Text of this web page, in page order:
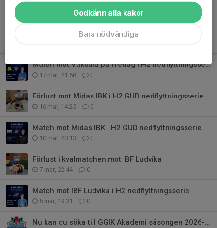
23 mar, 09:23 0
Match mot Vaksala på fredag i H2 nedflyttningsserie
17 mar, 21:58 0
Förlust mot Midas IBK i H2 GUD nedflyttningsserie
16 mar, 14:25 0
Match mot Midas IBK i H2 GUD nedflyttningsserie
10 mar, 20:13 0
Förlust i kvalmatchen mot IBF Ludvika
7 mar, 22:44 0
Match mot IBF Ludvika i H2 nedflyttningsserie
5 mar, 19:31 0
Nu kan du söka till GGIK Akademi säsongen 2026-27!
Godkänn alla kakor
Bara nödvändiga